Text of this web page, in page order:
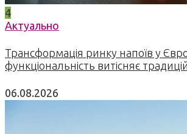
4
Актуально
Трансформація ринку напоїв у
функціональність витісняє
06.08.2026